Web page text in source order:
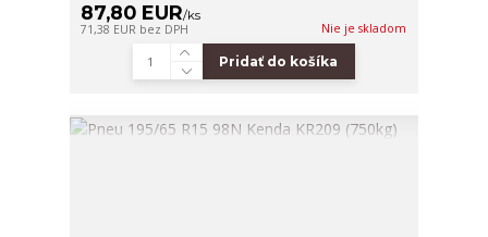
87,80 EUR/ks
71,38 EUR bez DPH Nie je skladom
Pridať do košíka